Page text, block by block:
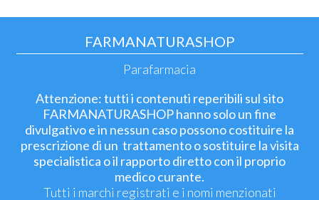
FARMANATURASHOP
Parafarmacia
Attenzione: tutti i contenuti reperibili sul sito
FARMANATURASHOP hanno solo un fine
divulgativo e in nessun caso possono costituire la
prescrizione di un trattamento o sostituire la visita
specialistica o il rapporto diretto con il proprio
medico curante.
Tutti i marchi registrati e i nomi menzionati